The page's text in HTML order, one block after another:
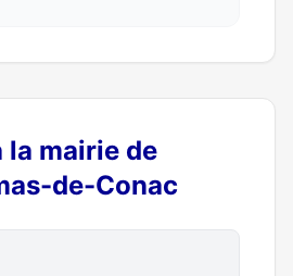
la mairie de
de-Conac